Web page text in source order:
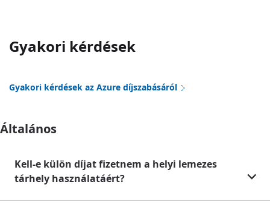
Gyakori kérdések
Gyakori kérdések az Azure díjszabásáról
Általános
Kell-e külön díjat fizetnem a helyi lemezes
tárhely használatáért?